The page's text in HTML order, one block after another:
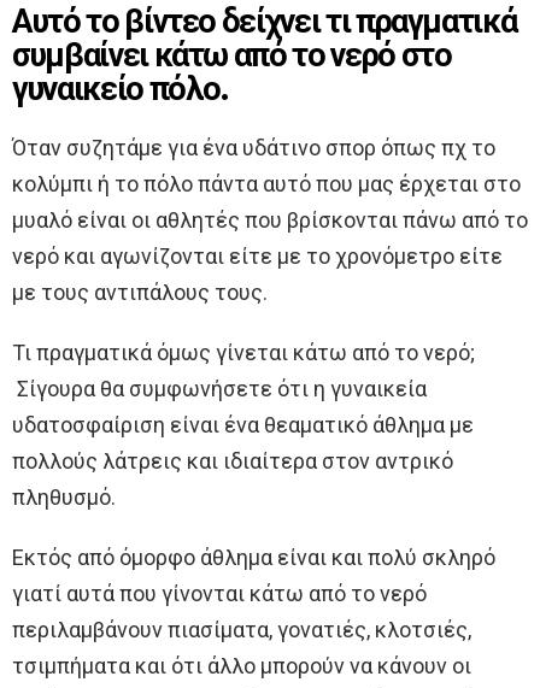
Αυτό το βίντεο δείχνει τι πραγματικά
συμβαίνει κάτω από το νερό στο
γυναικείο πόλο.
Όταν συζητάμε για ένα υδάτινο σπορ όπως πχ το
κολύμπι ή το πόλο πάντα αυτό που μας έρχεται στο
μυαλό είναι οι αθλητές που βρίσκονται πάνω από το
νερό και αγωνίζονται είτε με το χρονόμετρο είτε
με τους αντιπάλους τους.
Τι πραγματικά όμως γίνεται κάτω από το νερό;
Σίγουρα θα συμφωνήσετε ότι η γυναικεία
υδατοσφαίριση είναι ένα θεαματικό άθλημα με
πολλούς λάτρεις και ιδιαίτερα στον αντρικό
πληθυσμό.
Εκτός από όμορφο άθλημα είναι και πολύ σκληρό
γιατί αυτά που γίνονται κάτω από το νερό
περιλαμβάνουν πιασίματα, γονατιές, κλοτσιές,
τσιμπήματα και ότι άλλο μπορούν να κάνουν οι